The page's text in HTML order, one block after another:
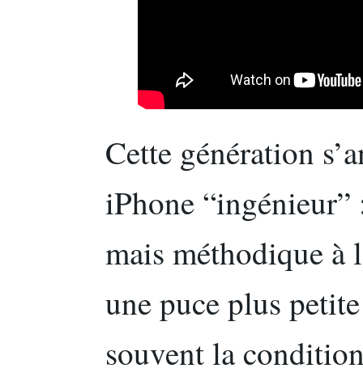
Cette génération
iPhone
mais méthodique
une puce plus
souvent la